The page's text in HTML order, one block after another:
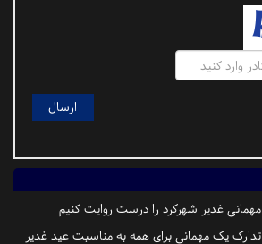
مهمانی غدیر شهرکرد را درست روایت کنیم
تدارک یک مهمانی برای همه به مناسبت عید غدیر